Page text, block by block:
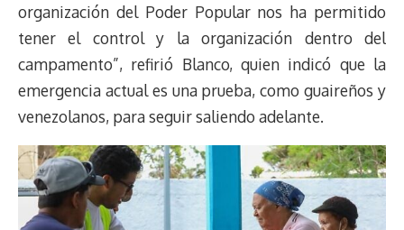
organización del Poder Popular nos ha permitido
tener el control y la organización dentro del
campamento”, refirió Blanco, quien indicó que la
emergencia actual es una prueba, como guaireños y
venezolanos, para seguir saliendo adelante.